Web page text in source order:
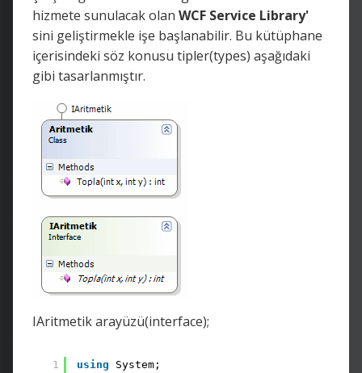
hizmete sunulacak olan WCF Service Library'
sini geliştirmekle işe başlanabilir. Bu kütüphane
içerisindeki söz konusu tipler(types) aşağıdaki
gibi tasarlanmıştır.
IAritmetik arayüzü(interface);
1
using
System;